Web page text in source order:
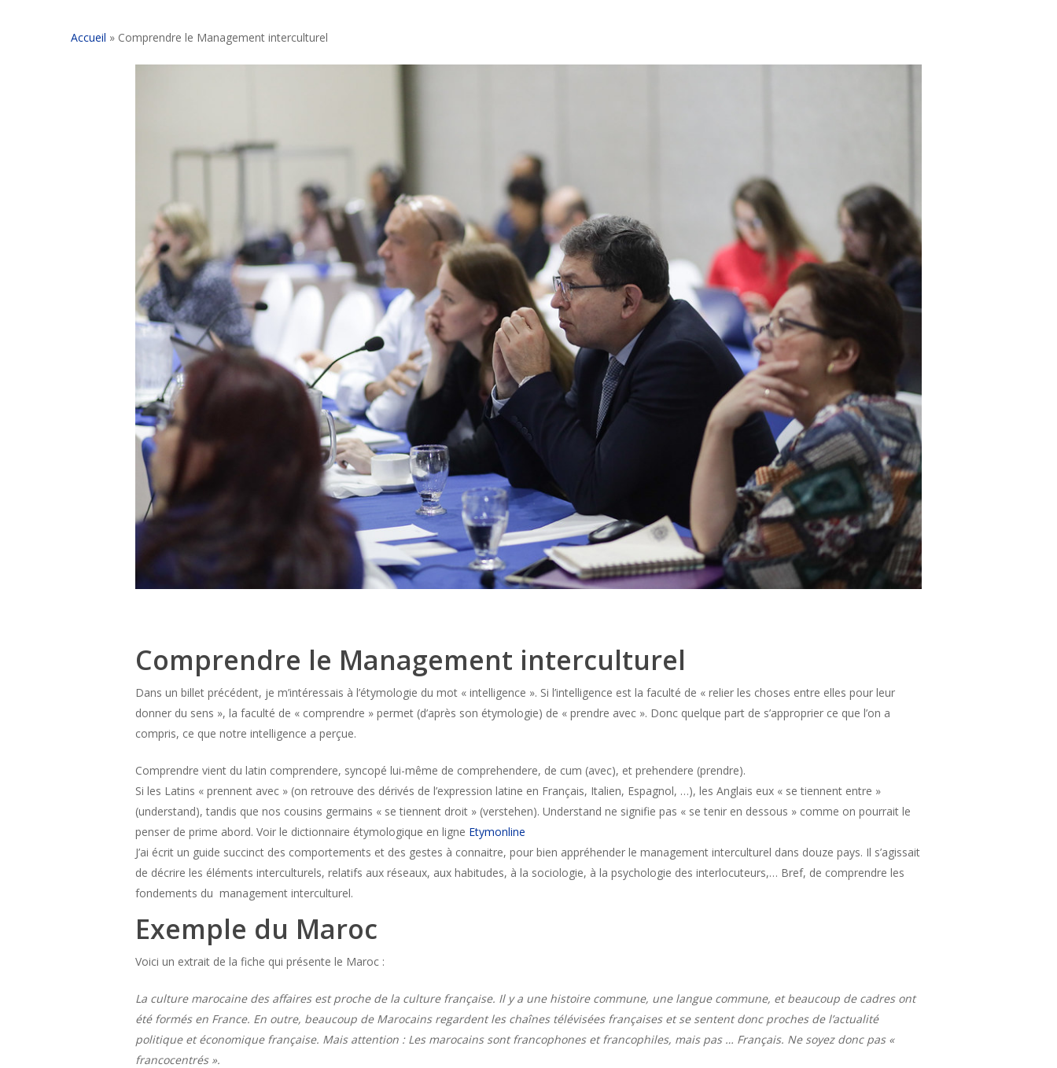
Accueil » Comprendre le Management interculturel
Comprendre le Management interculturel
Dans un billet précédent, je m’intéressais à l’étymologie du mot « intelligence ». Si l’intelligence est la faculté de « relier les choses entre elles pour leur
donner du sens », la faculté de « comprendre » permet (d’après son étymologie) de « prendre avec ». Donc quelque part de s’approprier ce que l’on a
compris, ce que notre intelligence a perçue.
Comprendre vient du latin comprendere, syncopé lui-même de comprehendere, de cum (avec), et prehendere (prendre).
Si les Latins « prennent avec » (on retrouve des dérivés de l’expression latine en Français, Italien, Espagnol, …), les Anglais eux « se tiennent entre »
(understand), tandis que nos cousins germains « se tiennent droit » (verstehen). Understand ne signifie pas « se tenir en dessous » comme on pourrait le
penser de prime abord. Voir le dictionnaire étymologique en ligne Etymonline
J’ai écrit un guide succinct des comportements et des gestes à connaitre, pour bien appréhender le management interculturel dans douze pays. Il s’agissait
de décrire les éléments interculturels, relatifs aux réseaux, aux habitudes, à la sociologie, à la psychologie des interlocuteurs,… Bref, de comprendre les
fondements du management interculturel.
Exemple du Maroc
Voici un extrait de la fiche qui présente le Maroc :
La culture marocaine des affaires est proche de la culture française. Il y a une histoire commune, une langue commune, et beaucoup de cadres ont
été formés en France. En outre, beaucoup de Marocains regardent les chaînes télévisées françaises et se sentent donc proches de l’actualité
politique et économique française. Mais attention : Les marocains sont francophones et francophiles, mais pas … Français. Ne soyez donc pas «
francocentrés ».